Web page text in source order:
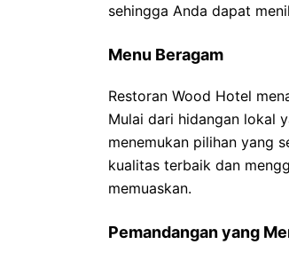
sehingga Anda dapat
Menu Beragam
Restoran Wood Hotel
Mulai dari hidangan lokal
menemukan pilihan yang
kualitas terbaik dan
memuaskan.
Pemandangan yang